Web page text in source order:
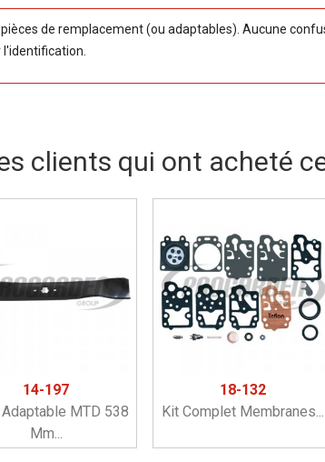
de remplacement (ou adaptables). Aucune
clients qui ont acheté
14-197
MTD 538
Mm...
18-132
Kit Complet Membranes...